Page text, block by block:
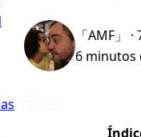
「AMF」
6 minutos
Índice